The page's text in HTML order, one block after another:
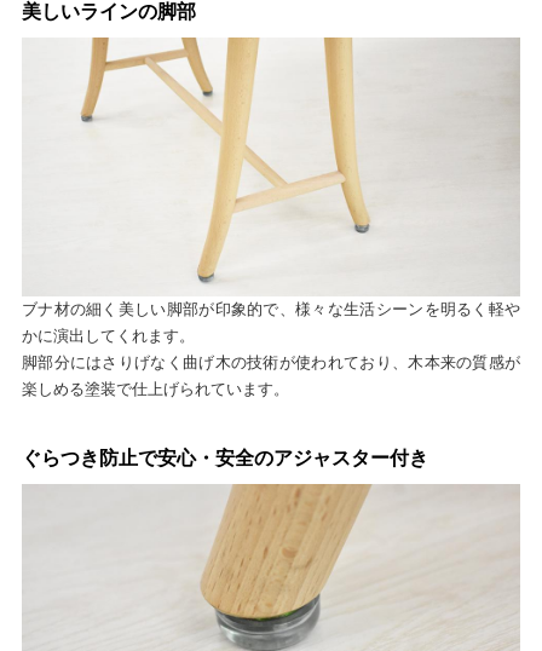
美しいラインの脚部
ブナ材の細く美しい脚部が印象的で、様々な生活シーンを明るく軽や
かに演出してくれます。
脚部分にはさりげなく曲げ木の技術が使われており、木本来の質感が
楽しめる塗装で仕上げられています。
ぐらつき防止で安心・安全のアジャスター付き